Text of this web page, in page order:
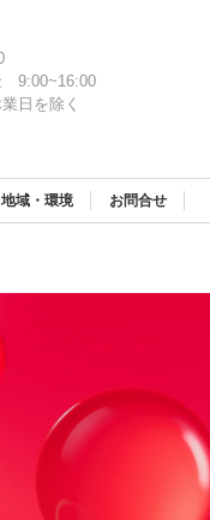
9:00~16:00
日を除く
地域・環境 お問合せ